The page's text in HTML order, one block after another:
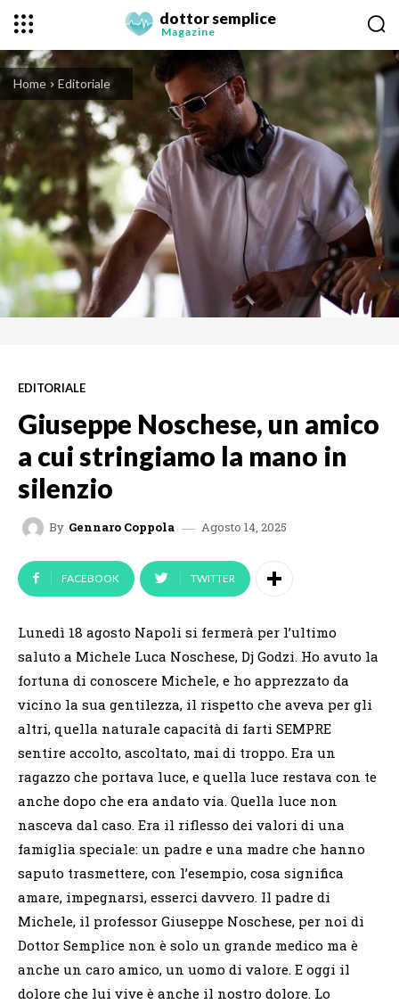
dottor semplice
Magazine
Home Editoriale
EDITORIALE
Giuseppe Noschese, un amico
a cui stringiamo la mano in
silenzio
By Gennaro Coppola Agosto 14, 2025
FACEBOOK TWITTER
Lunedì 18 agosto Napoli si fermerà per l’ultimo
saluto a Michele Luca Noschese, Dj Godzi. Ho avuto la
fortuna di conoscere Michele, e ho apprezzato da
vicino la sua gentilezza, il rispetto che aveva per gli
altri, quella naturale capacità di farti SEMPRE
sentire accolto, ascoltato, mai di troppo. Era un
ragazzo che portava luce, e quella luce restava con te
anche dopo che era andato via. Quella luce non
nasceva dal caso. Era il riflesso dei valori di una
famiglia speciale: un padre e una madre che hanno
saputo trasmettere, con l’esempio, cosa significa
amare, impegnarsi, esserci davvero. Il padre di
Michele, il professor Giuseppe Noschese, per noi di
Dottor Semplice non è solo un grande medico ma è
anche un caro amico, un uomo di valore. E oggi il
dolore che lui vive è anche il nostro dolore. Lo